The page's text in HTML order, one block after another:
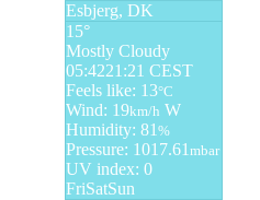
Esbjerg, DK
15°
Mostly Cloudy
05:4221:21 CEST
Feels like: 13°C
Wind: 19km/h W
Humidity: 81 %
Pressure: 1017.61 mbar
UV index: 0
FriSatSun